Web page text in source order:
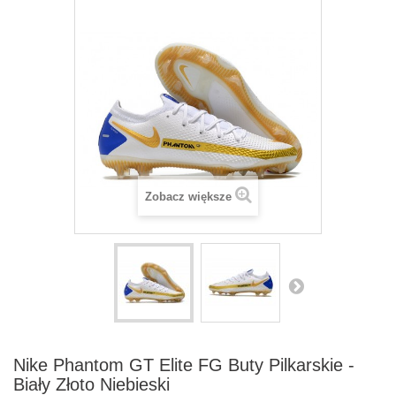
Zobacz większe
Nike Phantom GT Elite FG Buty Pilkarskie -
Biały Złoto Niebieski